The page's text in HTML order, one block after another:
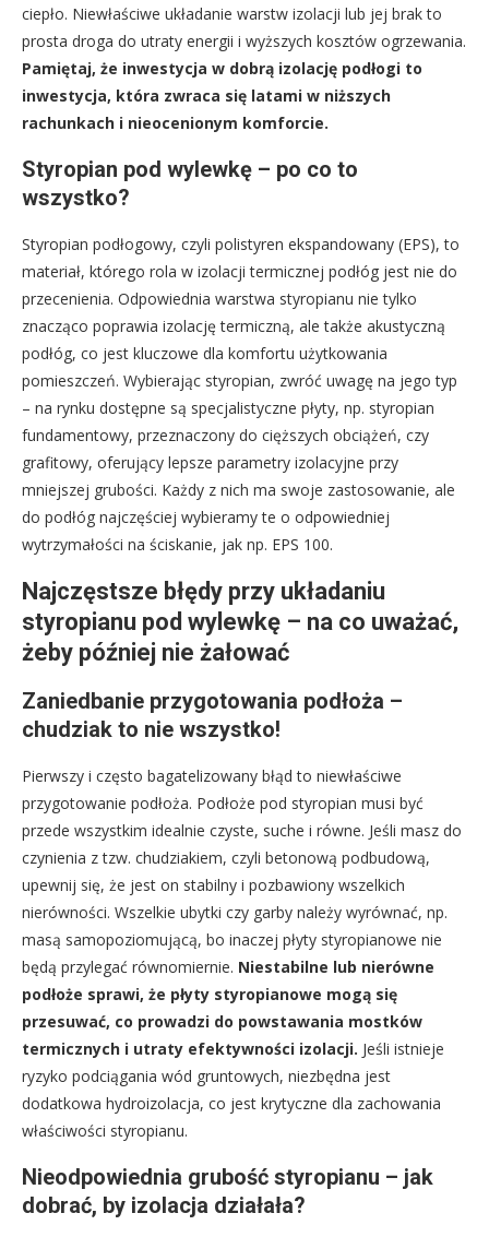
ciepło. Niewłaściwe układanie warstw izolacji lub jej brak to
prosta droga do utraty energii i wyższych kosztów ogrzewania.
Pamiętaj, że inwestycja w dobrą izolację podłogi to
inwestycja, która zwraca się latami w niższych
rachunkach i nieocenionym komforcie.
Styropian pod wylewkę – po co to
wszystko?
Styropian podłogowy, czyli polistyren ekspandowany (EPS), to
materiał, którego rola w izolacji termicznej podłóg jest nie do
przecenienia. Odpowiednia warstwa styropianu nie tylko
znacząco poprawia izolację termiczną, ale także akustyczną
podłóg, co jest kluczowe dla komfortu użytkowania
pomieszczeń. Wybierając styropian, zwróć uwagę na jego typ
– na rynku dostępne są specjalistyczne płyty, np. styropian
fundamentowy, przeznaczony do cięższych obciążeń, czy
grafitowy, oferujący lepsze parametry izolacyjne przy
mniejszej grubości. Każdy z nich ma swoje zastosowanie, ale
do podłóg najczęściej wybieramy te o odpowiedniej
wytrzymałości na ściskanie, jak np. EPS 100.
Najczęstsze błędy przy układaniu
styropianu pod wylewkę – na co uważać,
żeby później nie żałować
Zaniedbanie przygotowania podłoża –
chudziak to nie wszystko!
Pierwszy i często bagatelizowany błąd to niewłaściwe
przygotowanie podłoża. Podłoże pod styropian musi być
przede wszystkim idealnie czyste, suche i równe. Jeśli masz do
czynienia z tzw. chudziakiem, czyli betonową podbudową,
upewnij się, że jest on stabilny i pozbawiony wszelkich
nierówności. Wszelkie ubytki czy garby należy wyrównać, np.
masą samopoziomującą, bo inaczej płyty styropianowe nie
będą przylegać równomiernie. Niestabilne lub nierówne
podłoże sprawi, że płyty styropianowe mogą się
przesuwać, co prowadzi do powstawania mostków
termicznych i utraty efektywności izolacji. Jeśli istnieje
ryzyko podciągania wód gruntowych, niezbędna jest
dodatkowa hydroizolacja, co jest krytyczne dla zachowania
właściwości styropianu.
Nieodpowiednia grubość styropianu – jak
dobrać, by izolacja działała?